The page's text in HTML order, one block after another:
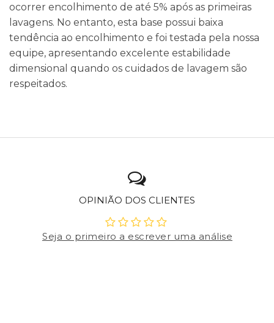
ocorrer encolhimento de até 5% após as primeiras
lavagens. No entanto, esta base possui baixa
tendência ao encolhimento e foi testada pela nossa
equipe, apresentando excelente estabilidade
dimensional quando os cuidados de lavagem são
respeitados.
OPINIÃO DOS CLIENTES
Seja o primeiro a escrever uma análise